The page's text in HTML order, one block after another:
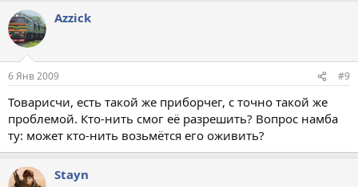
Azzick
6 Янв 2009 #9
Товарисчи, есть такой же приборчег, с точно такой же
проблемой. Кто-нить смог её разрешить? Вопрос намба
ту: может кто-нить возьмётся его оживить?
Stayn